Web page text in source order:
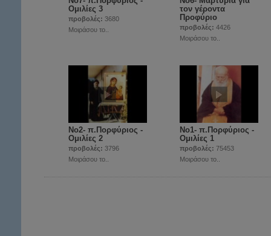
Ομιλίες 3
προβολές: 3680
Μοιράσου το..
τον γέροντα
Προφύριο
προβολές: 4426
Μοιράσου το..
Νο2- π.Πορφύριος -
Ομιλίες 2
προβολές: 3796
Μοιράσου το..
Νο1- π.Πορφύριος -
Ομιλίες 1
προβολές: 75453
Μοιράσου το..